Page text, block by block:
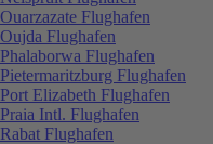
Ouarzazate Flughafen
Oujda Flughafen
Phalaborwa Flughafen
Pietermaritzburg Flughafen
Port Elizabeth Flughafen
Praia Intl. Flughafen
Rabat Flughafen